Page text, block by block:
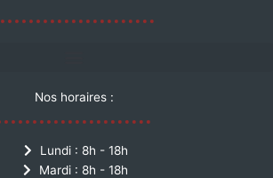
Nos horaires :
Lundi : 8h - 18h
Mardi : 8h - 18h